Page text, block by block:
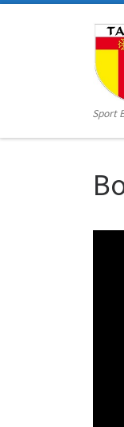
Passer au contenu
Sport